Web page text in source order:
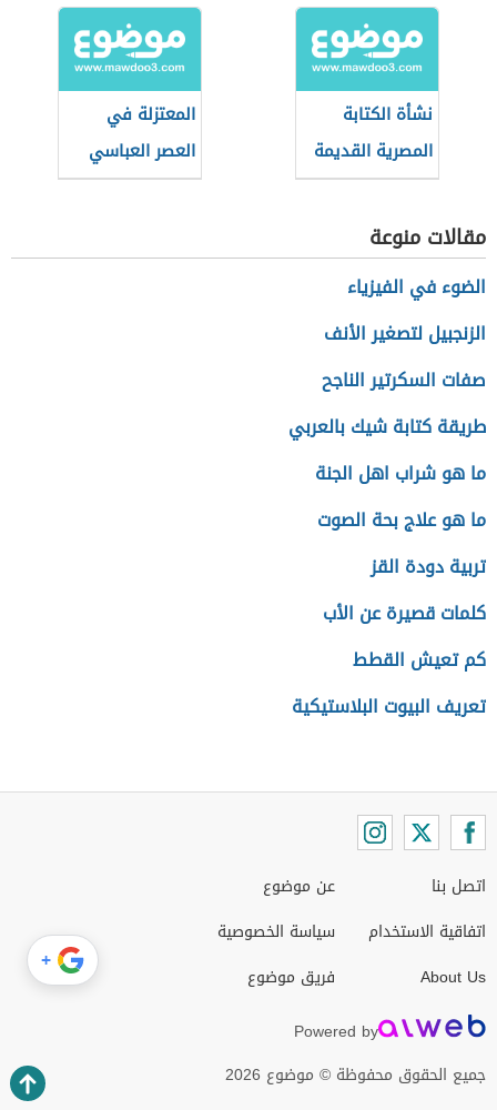
نشأة الكتابة
المصرية القديمة
المعتزلة في
العصر العباسي
الثاني
مقالات منوعة
الضوء في الفيزياء
الزنجبيل لتصغير الأنف
صفات السكرتير الناجح
طريقة كتابة شيك بالعربي
ما هو شراب اهل الجنة
ما هو علاج بحة الصوت
تربية دودة القز
كلمات قصيرة عن الأب
كم تعيش القطط
تعريف البيوت البلاستيكية
اتصل بنا
اتفاقية الاستخدام
About Us
عن موضوع
سياسة الخصوصية
فريق موضوع
Powered by
جميع الحقوق محفوظة © موضوع 2026
+